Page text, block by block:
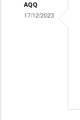
AQQ
17/12/2023